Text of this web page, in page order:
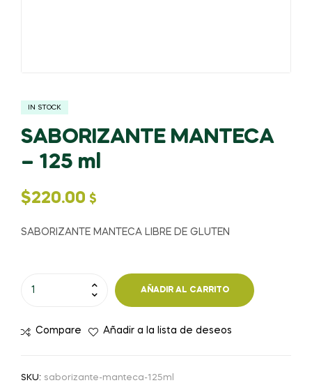
IN STOCK
SABORIZANTE MANTECA
– 125 ml
$220.00 $
SABORIZANTE MANTECA LIBRE DE GLUTEN
125
AÑADIR AL CARRITO
Compare Añadir a la lista de deseos
SKU: saborizante-manteca-125ml